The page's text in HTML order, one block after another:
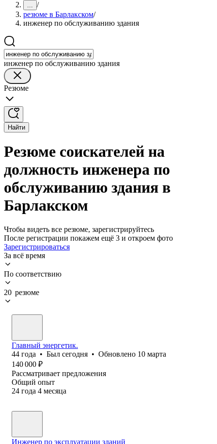
... /
резюме в Барлакском/
инженер по обслуживанию здания
инженер по обслуживанию здания
Резюме
Найти
Резюме соискателей на
должность инженера по
обслуживанию здания в
Барлакском
Чтобы видеть все резюме, зарегистрируйтесь
После регистрации покажем ещё 3 и откроем фото
Зарегистрироваться
За всё время
По соответствию
20 резюме
Главный энергетик.
44 года • Был сегодня • Обновлено 10 марта
140 000 ₽
Рассматривает предложения
Общий опыт
24 года 4 месяца
Инженер по эксплуатации зданий